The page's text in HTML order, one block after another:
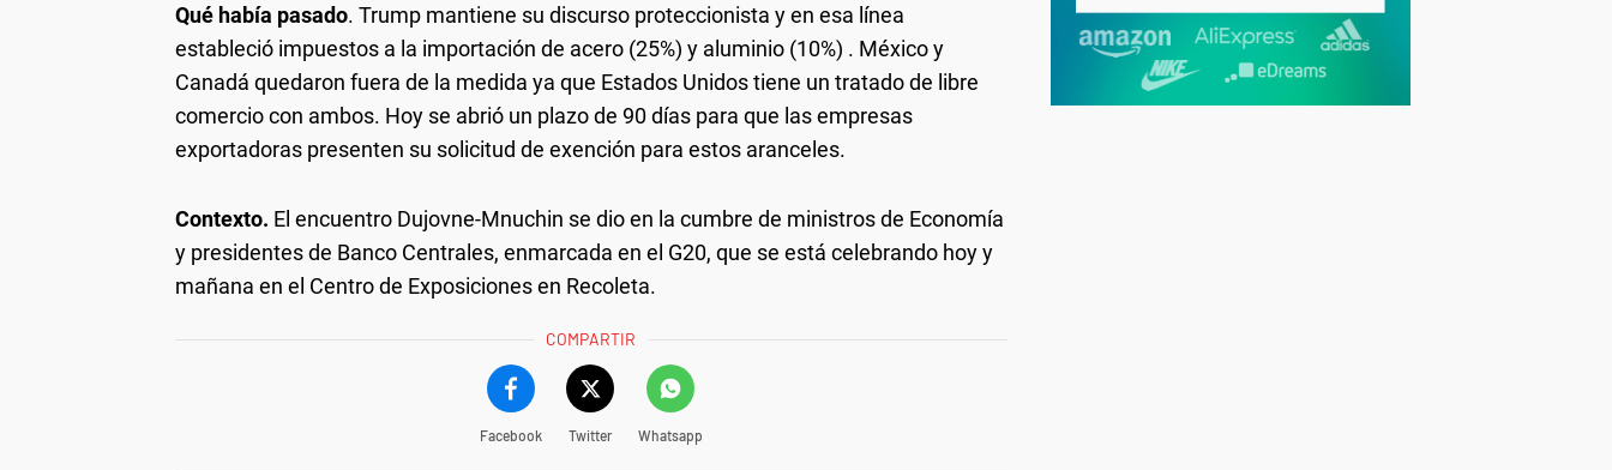
Qué había pasado. Trump mantiene su discurso proteccionista y en esa línea
estableció impuestos a la importación de acero (25%) y aluminio (10%) . México y
Canadá quedaron fuera de la medida ya que Estados Unidos tiene un tratado de libre
comercio con ambos. Hoy se abrió un plazo de 90 días para que las empresas
exportadoras presenten su solicitud de exención para estos aranceles.
Contexto. El encuentro Dujovne-Mnuchin se dio en la cumbre de ministros de Economía
y presidentes de Banco Centrales, enmarcada en el G20, que se está celebrando hoy y
mañana en el Centro de Exposiciones en Recoleta.
COMPARTIR
Facebook Twitter Whatsapp